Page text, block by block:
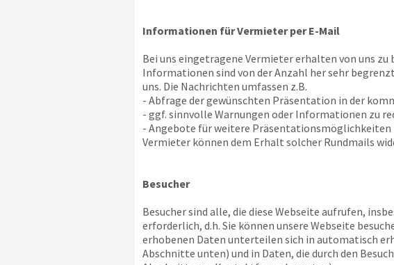
Informationen für Vermieter per E-Mail
Bei uns eingetragene Vermieter erhalten von uns
Informationen sind von der Anzahl her sehr
uns. Die Nachrichten umfassen z.B.
- Abfrage der gewünschten Präsentation in der
- ggf. sinnvolle Warnungen oder Informationen zu
- Angebote für weitere Präsentationsmöglichkeiten
Vermieter können dem Erhalt solcher Rundmails
Besucher
Besucher sind alle, die diese Webseite aufrufen,
erforderlich, d.h. Sie können unsere Webseite
erhobenen Daten unterteilen sich in automatisch
Abschnitte unten) und in Daten, die durch den